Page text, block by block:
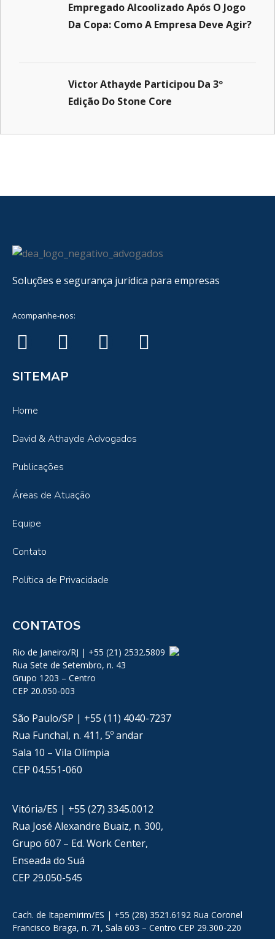
Empregado Alcoolizado Após O Jogo
Da Copa: Como A Empresa Deve Agir?
Victor Athayde Participou Da 3º
Edição Do Stone Core
Soluções e segurança jurídica para empresas
Acompanhe-nos:
SITEMAP
Home
David & Athayde Advogados
Publicações
Áreas de Atuação
Equipe
Contato
Política de Privacidade
CONTATOS
Rio de Janeiro/RJ | +55 (21) 2532.5809
Rua Sete de Setembro, n. 43
Grupo 1203 – Centro
CEP 20.050-003
São Paulo/SP | +55 (11) 4040-7237
Rua Funchal, n. 411, 5º andar
Sala 10 – Vila Olímpia
CEP 04.551-060
Vitória/ES | +55 (27) 3345.0012
Rua José Alexandre Buaiz, n. 300,
Grupo 607 – Ed. Work Center,
Enseada do Suá
CEP 29.050-545
Cach. de Itapemirim/ES | +55 (28) 3521.6192 Rua Coronel
Francisco Braga, n. 71, Sala 603 – Centro CEP 29.300-220